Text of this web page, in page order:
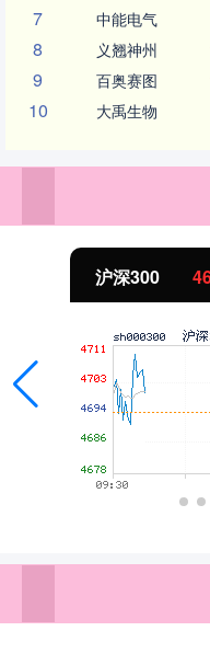
7 中能电气
8 义翘神州
9 百奥赛图
10 大禹生物
北